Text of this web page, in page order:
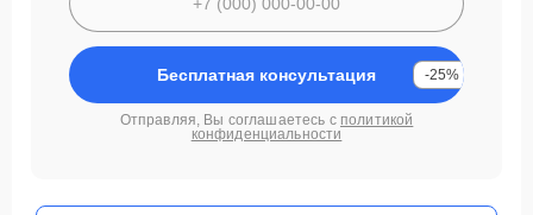
Бесплатная консультация -25%
Отправляя, Вы соглашаетесь с политикой
конфиденциальности